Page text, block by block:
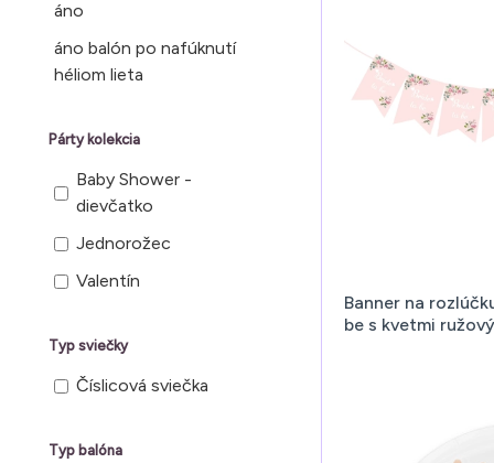
80
84
85
96
100
110
L
M
R
S
T
V
W
áno
áno balón po nafúknutí
héliom lieta
Párty kolekcia
Baby Shower -
dievčatko
Jednorožec
Valentín
Typ sviečky
Číslicová sviečka
Typ balóna
Banner na
be s kvetmi